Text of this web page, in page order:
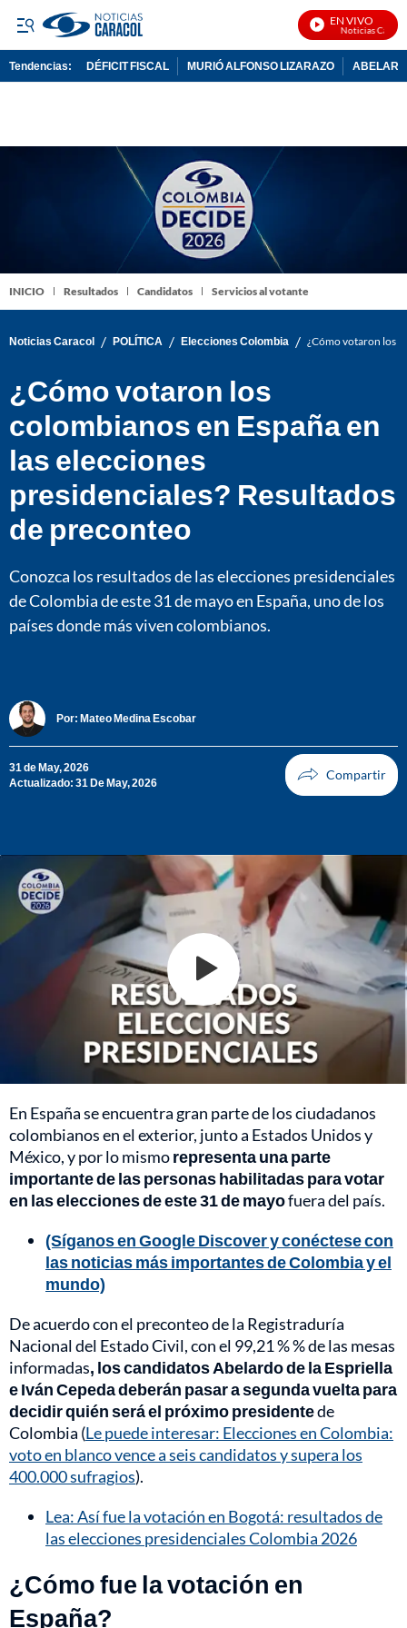
EN VIVO
Noticias Caracol
Tendencias: DÉFICIT FISCAL MURIÓ ALFONSO LIZARAZO
INICIO Resultados Candidatos Servicios al votante
Noticias Caracol / POLÍTICA / Elecciones Colombia / ¿Cómo votaron los
¿Cómo votaron los
colombianos en España en
las elecciones
presidenciales? Resultados
de preconteo
Conozca los resultados de las elecciones presidenciales
de Colombia de este 31 de mayo en España, uno de los
países donde más viven colombianos.
Por: Mateo Medina Escobar
31 de May, 2026
Actualizado: 31 De May, 2026
En España se encuentra gran parte de los ciudadanos
colombianos en el exterior, junto a Estados Unidos y
México, y por lo mismorepresenta una parte
importante de las personas habilitadas para votar
en las elecciones de este 31 de mayofuera del país.
(Síganos en Google Discover y conéctese con
las noticias más importantes de Colombia y el
mundo)
De acuerdo con el preconteo de la Registraduría
Nacional del Estado Civil, con el 99,21 % % de las mesas
informadas, los candidatos Abelardo de la Espriella
e Iván Cepeda deberán pasar a segunda vuelta para
decidir quién será el próximo presidentede
Colombia (Le puede interesar: Elecciones en Colombia:
voto en blanco vence a seis candidatos y supera los
400.000 sufragios).
Lea: Así fue la votación en Bogotá: resultados de
las elecciones presidenciales Colombia 2026
¿Cómo fue la votación en
España?